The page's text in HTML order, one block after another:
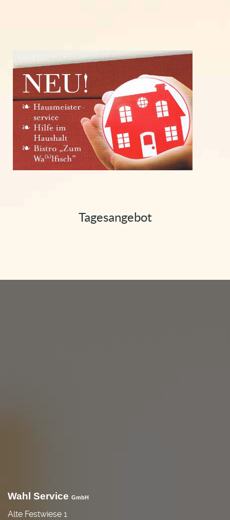
Tagesangebot
Wahl Service GmbH
Alte Festwiese 1